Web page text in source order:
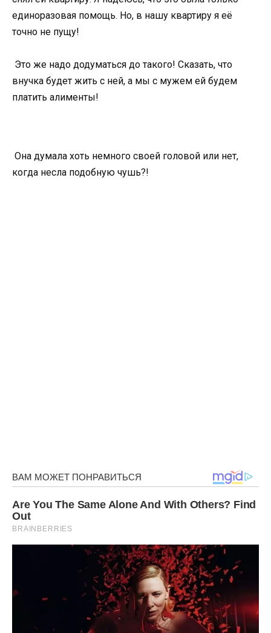
единоразовая помощь. Но, в нашу квартиру я её
точно не пущу!
Это же надо додуматься до такого! Сказать, что
внучка будет жить с ней, а мы с мужем ей будем
платить алименты!
Она думала хоть немного своей головой или нет,
когда несла подобную чушь?!